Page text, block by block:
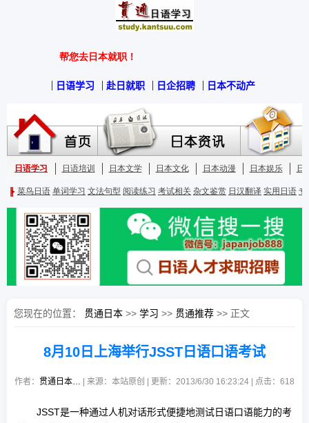
您现在的位置： 贯通日本 >> 学习 >> 贯通推荐 >> 正文
8月10日上海举行JSST日语口语考试
作者： 贯通日本… | 来源：本站原创 | 更新：2013/6/30 16:23:24 | 点击： 618
JSST是一种通过人机对话形式便捷地测试日语口语能力的考